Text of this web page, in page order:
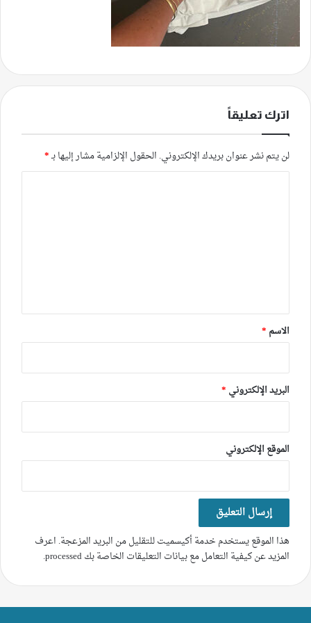
اترك تعليقاً
لن يتم نشر عنوان بريدك الإلكتروني. الحقول الإلزامية مشار إليها بـ*
*
الاسم *
البريد الإلكتروني *
الموقع الإلكتروني
هذا الموقع يستخدم خدمة أكيسميت للتقليل من البريد المزعجة. اعرف
المزيد عن كيفية التعامل مع بيانات التعليقات الخاصة بك processed
.